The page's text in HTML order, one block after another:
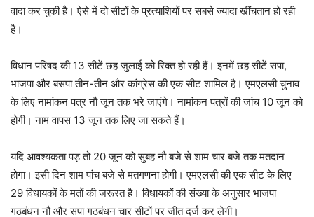
वादा कर चुकी है। ऐसे में दो सीटों के प्रत्याशियों पर सबसे ज्यादा खींचतान हो रही
है।
विधान परिषद की 13 सीटें छह जुलाई को रिक्त हो रही हैं। इनमें छह सीटें सपा,
भाजपा और बसपा तीन-तीन और कांग्रेस की एक सीट शामिल है। एमएलसी चुनाव
के लिए नामांकन पत्र नौ जून तक भरे जाएंगे। नामांकन पत्रों की जांच 10 जून को
होगी। नाम वापस 13 जून तक लिए जा सकते हैं।
यदि आवश्यकता पड़ तो 20 जून को सुबह नौ बजे से शाम चार बजे तक मतदान
होगा। इसी दिन शाम पांच बजे से मतगणना होगी। एमएलसी की एक सीट के लिए
29 विधायकों के मतों की जरूरत है। विधायकों की संख्या के अनुसार भाजपा
गठबंधन नौ और सपा गठबंधन चार सीटों पर जीत दर्ज कर लेगी।